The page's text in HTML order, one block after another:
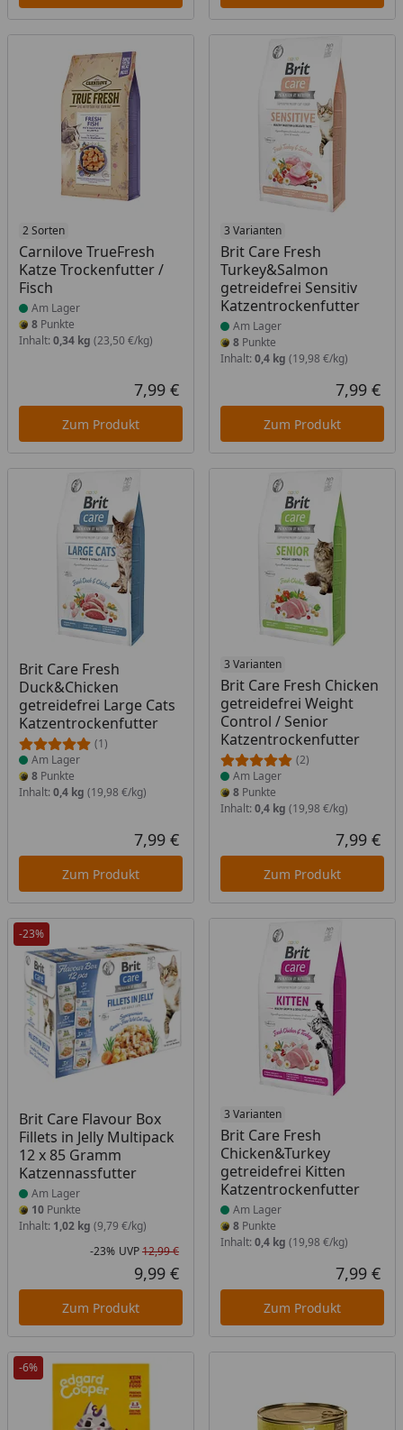
2 Sorten
Carnilove TrueFresh
Katze Trockenfutter /
Fisch
Produkt am Lager
Am Lager
8 Punkte
Inhalt: 0,34 kg (23,50 €/kg)
Aktueller Preis
7,99 €
Zum Produkt
3 Varianten
Brit Care Fresh
Turkey&Salmon
getreidefrei Sensitiv
Katzentrockenfutter
Produkt am Lager
Am Lager
8Punkte
Inhalt: 0,4 kg (19,98 €/kg)
7,99 €
Zum Produkt
Brit Care Fresh
Duck&Chicken
getreidefrei Large Cats
Katzentrockenfutter
(1)
Produkt am Lager
Am Lager
8 Punkte
Inhalt: 0,4 kg (19,98 €/kg)
Aktueller Preis
7,99 €
Zum Produkt
3 Varianten
Brit Care Fresh Chicken
getreidefrei Weight
Control / Senior
Katzentrockenfutter
(2)
Produkt am Lager
Am Lager
8Punkte
Inhalt: 0,4 kg (19,98 €/kg)
7,99 €
Zum Produkt
-23%
Brit Care Flavour Box
Fillets in Jelly Multipack
12 x 85 Gramm
Katzennassfutter
Produkt am Lager
Am Lager
10 Punkte
Inhalt: 1,02 kg (9,79 €/kg)
Rabatt in Prozent
-23%
Ursprünglicher Preis
UVP12,99 €
Aktueller Preis
9,99 €
Zum Produkt
3 Varianten
Brit Care Fresh
Chicken&Turkey
getreidefrei Kitten
Katzentrockenfutter
Produkt am Lager
Am Lager
8Punkte
Inhalt: 0,4 kg (19,98 €/kg)
7,99 €
Zum Produkt
-6%